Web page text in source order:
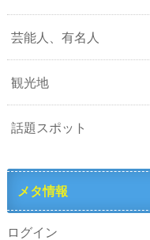
芸能人、有名人
観光地
話題スポット
メタ情報
ログイン